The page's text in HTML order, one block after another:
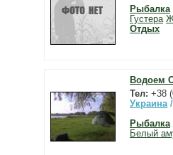
Рыбалка
Густера
Отдых
Водоем
Тел: +38
Украина
Рыбалка
Белый